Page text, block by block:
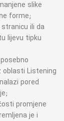
slike
forme;
ili da
lijevu tipku
oblasti Listening
pored
promjene
je i